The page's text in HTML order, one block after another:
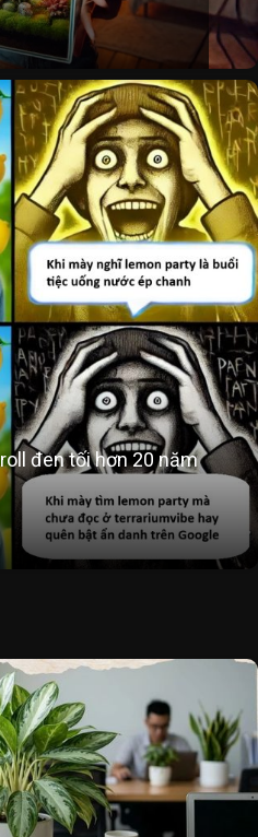
đen tối hơn 20 năm